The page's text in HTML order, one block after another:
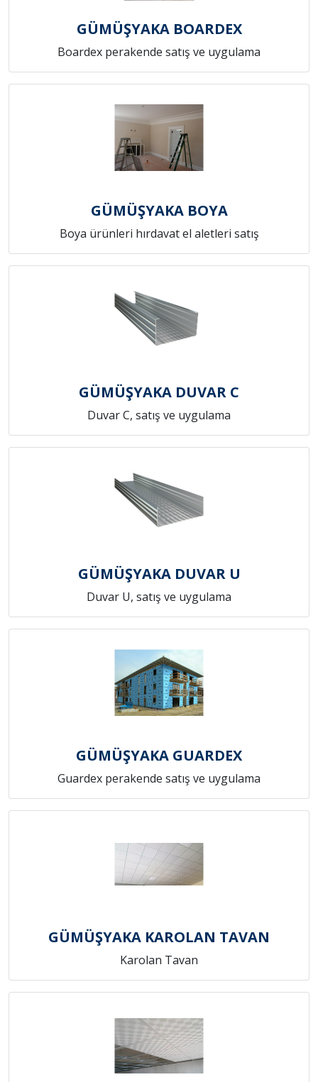
GÜMÜŞYAKA BOARDEX
Boardex perakende satış ve uygulama
GÜMÜŞYAKA BOYA
Boya ürünleri hırdavat el aletleri satış
GÜMÜŞYAKA DUVAR C
Duvar C, satış ve uygulama
GÜMÜŞYAKA DUVAR U
Duvar U, satış ve uygulama
GÜMÜŞYAKA GUARDEX
Guardex perakende satış ve uygulama
GÜMÜŞYAKA KAROLAN TAVAN
Karolan Tavan